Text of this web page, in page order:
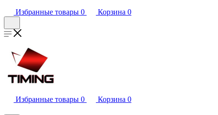
Избранные товары 0 Корзина 0
Избранные товары 0 Корзина 0